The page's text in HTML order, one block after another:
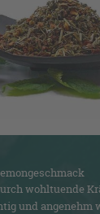
wohltuende
und angenehm